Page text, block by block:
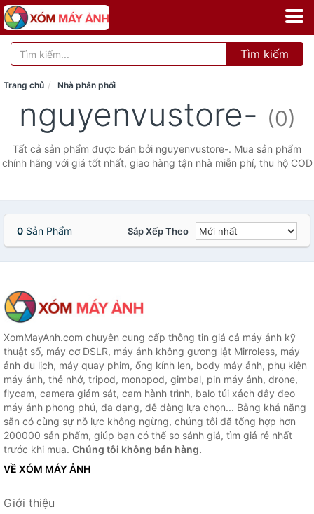
Tìm kiếm
Trang chủ Nhà phân phối
nguyenvustore- (0)
Tất cả sản phẩm được bán bởi nguyenvustore-. Mua sản phẩm
chính hãng với giá tốt nhất, giao hàng tận nhà miễn phí, thu hộ COD
0 Sản Phẩm Sắp Xếp Theo
XomMayAnh.com chuyên cung cấp thông tin giá cả máy ảnh kỹ
thuật số, máy cơ DSLR, máy ảnh không gương lật Mirroless, máy
ảnh du lịch, máy quay phim, ống kính len, body máy ảnh, phụ kiện
máy ảnh, thẻ nhớ, tripod, monopod, gimbal, pin máy ảnh, drone,
flycam, camera giám sát, cam hành trình, balo túi xách dây đeo
máy ảnh phong phú, đa dạng, dễ dàng lựa chọn... Bằng khả năng
sẵn có cùng sự nỗ lực không ngừng, chúng tôi đã tổng hợp hơn
200000 sản phẩm, giúp bạn có thể so sánh giá, tìm giá rẻ nhất
trước khi mua. Chúng tôi không bán hàng.
VỀ XÓM MÁY ẢNH
Giới thiệu